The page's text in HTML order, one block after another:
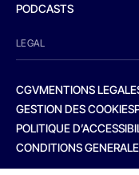
PODCASTS
LEGAL
CGVMENTIONS
GESTION DES COOKIES
POLITIQUE
CONDITIONS